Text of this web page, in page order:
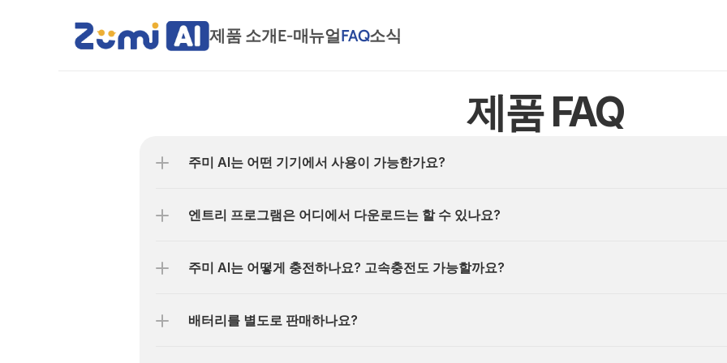
제품 소개E-매뉴얼FAQ소식
제품 FAQ
주미 AI는 어떤 기기에서 사용이 가능한가요?
엔트리 프로그램은 어디에서 다운로드는 할 수 있나요?
주미 AI는 어떻게 충전하나요? 고속충전도 가능할까요?
배터리를 별도로 판매하나요?